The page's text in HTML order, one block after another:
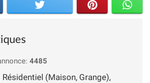
4485
Résidentiel (Maison, Grange),